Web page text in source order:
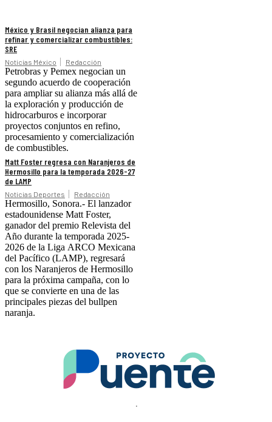
México y Brasil negocian alianza para
refinar y comercializar combustibles:
SRE
Noticias México Redacción
Petrobras y Pemex negocian un
segundo acuerdo de cooperación
para ampliar su alianza más allá de
la exploración y producción de
hidrocarburos e incorporar
proyectos conjuntos en refino,
procesamiento y comercialización
de combustibles.
Matt Foster regresa con Naranjeros de
Hermosillo para la temporada 2026-27
de LAMP
Noticias Deportes Redacción
Hermosillo, Sonora.- El lanzador
estadounidense Matt Foster,
ganador del premio Relevista del
Año durante la temporada 2025-
2026 de la Liga ARCO Mexicana
del Pacífico (LAMP), regresará
con los Naranjeros de Hermosillo
para la próxima campaña, con lo
que se convierte en una de las
principales piezas del bullpen
naranja.
.